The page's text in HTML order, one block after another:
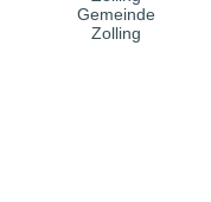
Gemeinde
Zolling